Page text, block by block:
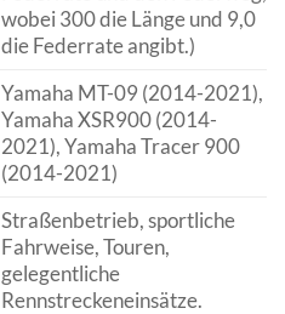
wobei 300 die Länge und 9,0
die Federrate angibt.)
Yamaha MT-09 (2014-2021),
Yamaha XSR900 (2014-
2021), Yamaha Tracer 900
(2014-2021)
Straßenbetrieb, sportliche
Fahrweise, Touren,
gelegentliche
Rennstreckeneinsätze.